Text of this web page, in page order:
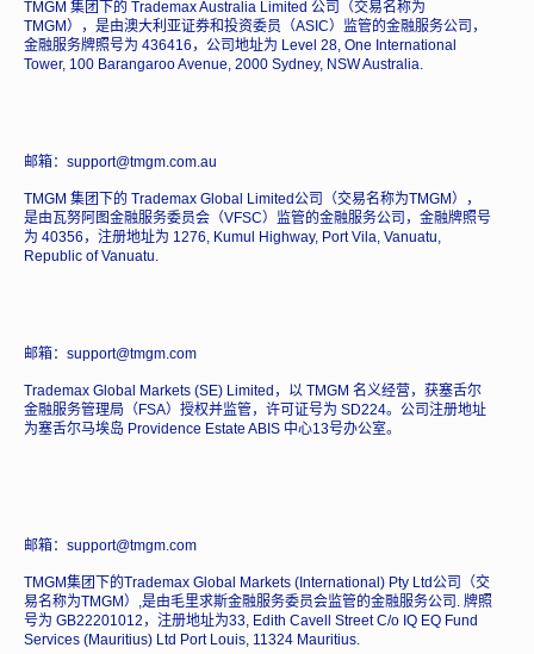
TMGM 集团下的 Trademax Australia Limited 公司（交易名称为
TMGM），是由澳大利亚证券和投资委员（ASIC）监管的金融服务公司，
金融服务牌照号为 436416，公司地址为 Level 28, One International
Tower, 100 Barangaroo Avenue, 2000 Sydney, NSW Australia.
邮箱：support@tmgm.com.au
TMGM 集团下的 Trademax Global Limited公司（交易名称为TMGM），
是由瓦努阿图金融服务委员会（VFSC）监管的金融服务公司，金融牌照号
为 40356，注册地址为 1276, Kumul Highway, Port Vila, Vanuatu,
Republic of Vanuatu.
邮箱：support@tmgm.com
Trademax Global Markets (SE) Limited，以 TMGM 名义经营，获塞舌尔
金融服务管理局（FSA）授权并监管，许可证号为 SD224。公司注册地址
为塞舌尔马埃岛 Providence Estate ABIS 中心13号办公室。
邮箱：support@tmgm.com
TMGM集团下的Trademax Global Markets (International) Pty Ltd公司（交
易名称为TMGM）,是由毛里求斯金融服务委员会监管的金融服务公司. 牌照
号为 GB22201012，注册地址为33, Edith Cavell Street C/o IQ EQ Fund
Services (Mauritius) Ltd Port Louis, 11324 Mauritius.